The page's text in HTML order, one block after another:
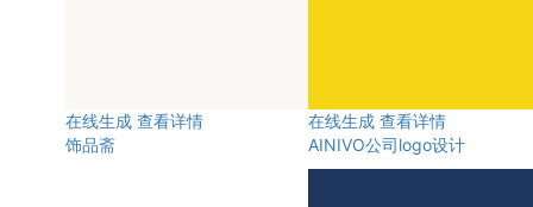
在线生成 查看详情
饰品斋
在线生成 查看详情
AINIVO公司logo设计